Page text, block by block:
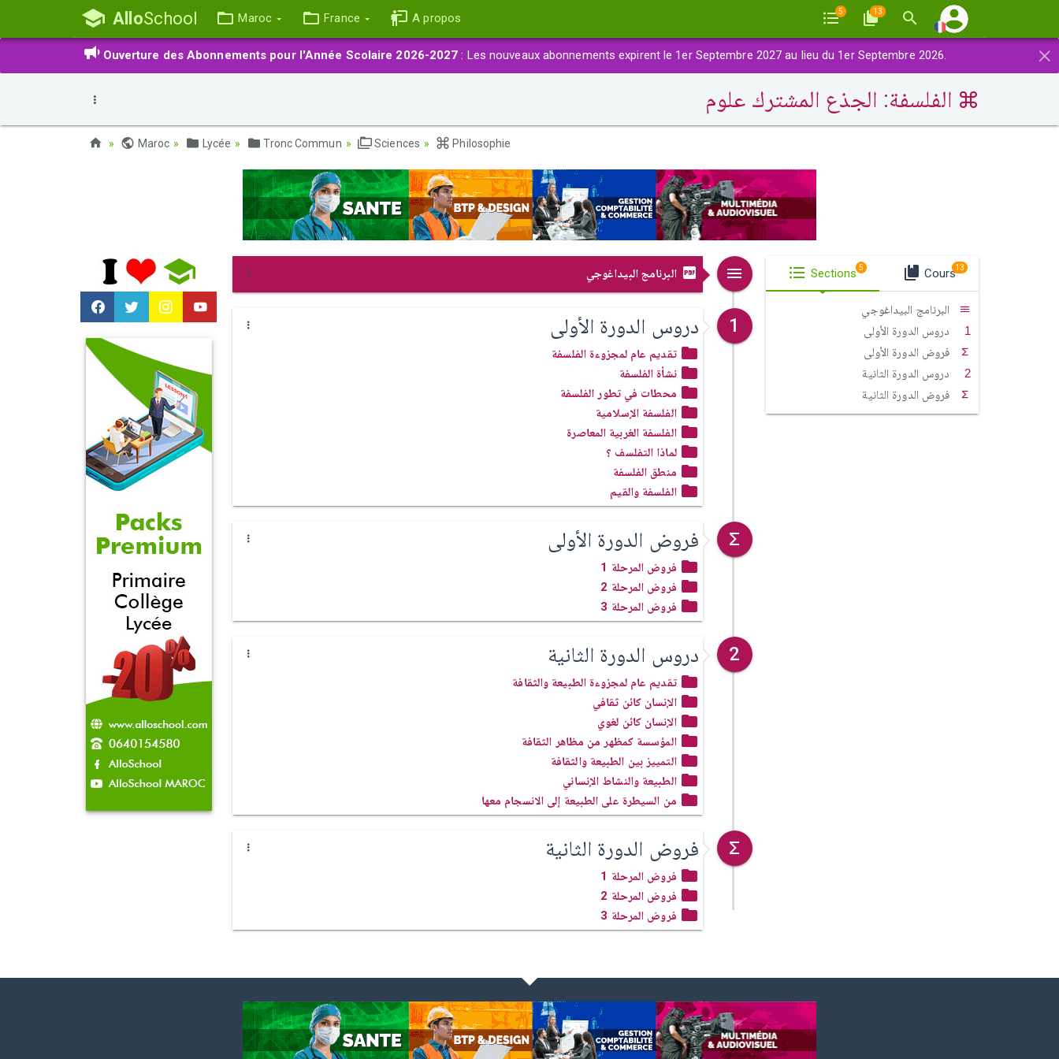
AlloSchool Maroc France A propos 5 13
×
Ouverture des Abonnements pour l'Année Scolaire 2026-2027 : Les nouveaux abonnements expirent le 1er Septembre 2027 au lieu du 1er Septembre 2026.
الفلسفة: الجذع المشترك علوم
Maroc Lycée Tronc Commun Sciences Philosophie
البرنامج البيداغوجي
1 دروس الدورة الأولى
تقديم عام لمجزوءة الفلسفة
نشأة الفلسفة
محطات في تطور الفلسفة
الفلسفة الإسلامية
الفلسفة الغربية المعاصرة
لماذا التفلسف ؟
منطق الفلسفة
الفلسفة والقيم
فروض الدورة الأولى
فروض المرحلة 1
فروض المرحلة 2
فروض المرحلة 3
2 دروس الدورة الثانية
تقديم عام لمجزوءة الطبيعة والثقافة
الإنسان كائن ثقافي
الإنسان كائن لغوي
المؤسسة كمظهر من مظاهر الثقافة
التمييز بين الطبيعة والثقافة
الطبيعة والنشاط الإنساني
من السيطرة على الطبيعة إلى الانسجام معها
فروض الدورة الثانية
فروض المرحلة 1
فروض المرحلة 2
فروض المرحلة 3
Sections 5 Cours13
البرنامج البيداغوجي
دروس الدورة الأولى
فروض الدورة الأولى
دروس الدورة الثانية
فروض الدورة الثانية